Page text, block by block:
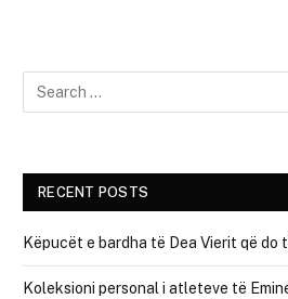
RECENT POSTS
Këpucët e bardha të Dea Vierit që do
Koleksioni personal i atleteve të